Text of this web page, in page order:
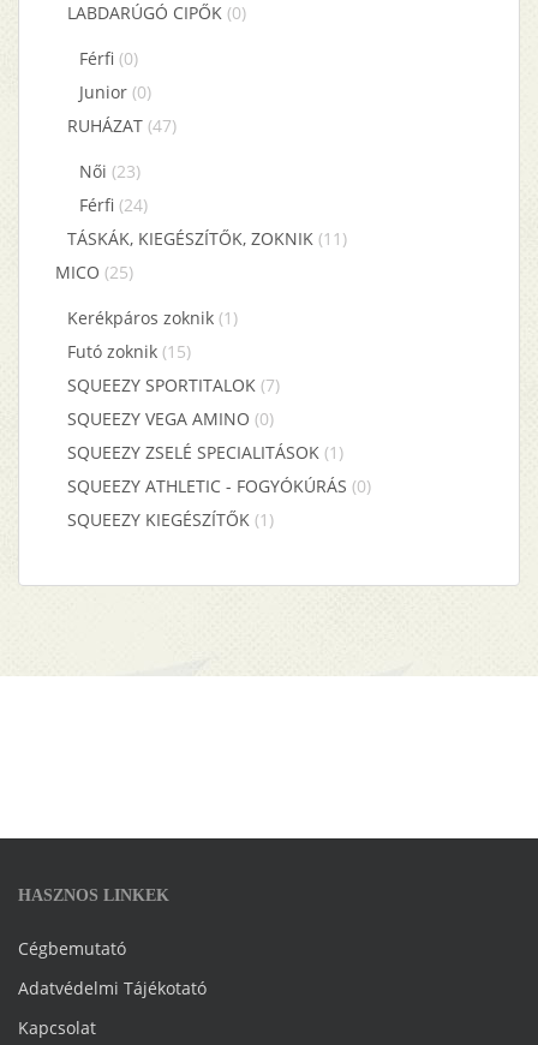
LABDARÚGÓ CIPŐK (0)
Férfi (0)
Junior (0)
RUHÁZAT (47)
Női (23)
Férfi (24)
TÁSKÁK, KIEGÉSZÍTŐK, ZOKNIK (11)
MICO (25)
Kerékpáros zoknik (1)
Futó zoknik (15)
SQUEEZY SPORTITALOK (7)
SQUEEZY VEGA AMINO (0)
SQUEEZY ZSELÉ SPECIALITÁSOK (1)
SQUEEZY ATHLETIC - FOGYÓKÚRÁS (0)
SQUEEZY KIEGÉSZÍTŐK (1)
HASZNOS LINKEK
Cégbemutató
Adatvédelmi Tájékotató
Kapcsolat